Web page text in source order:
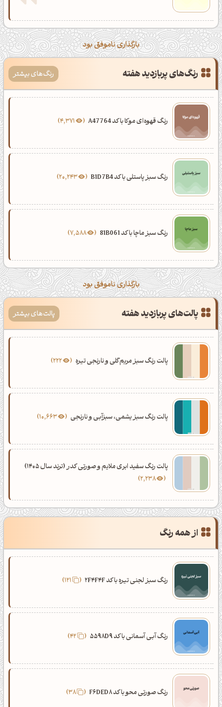
بارگذاری ناموفق بود
رنگ‌های پربازدید هفته رنگ‌های بیشتر
رنگ قهوه‌ای موکا با کد A47764
رنگ سبز پاستلی با کد B1D7B4 20,243
رنگ سبز ماچا با کد 81B061 7,588
بارگذاری ناموفق بود
پالت‌های پربازدید هفته پالت‌های بیشتر
پالت رنگ سبز مریم‌گلی و نارنجی تیره 222
پالت رنگ سبز یشمی، سبزآبی و نارنجی 10,663
پالت رنگ سفید ابری ملایم و صورتی کدر (ترند سال 1405)
2,238
از همه رنگ
رنگ سبز لجنی تیره با کد 2F4F4F
رنگ آبی آسمانی با کد 5598D9 42
رنگ صورتی محو با کد F6DED8 38